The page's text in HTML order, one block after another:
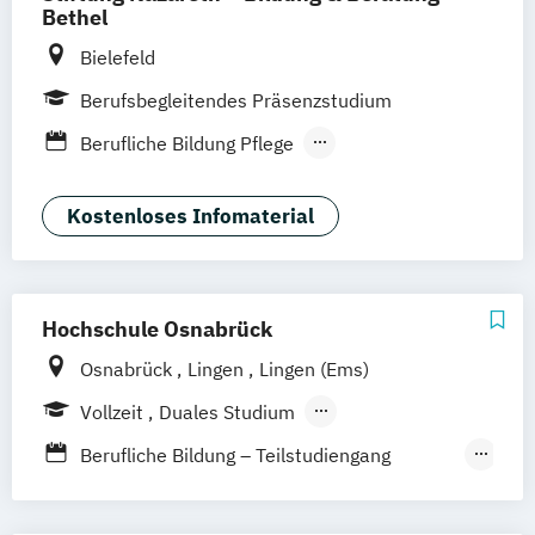
Bethel
Bielefeld
Berufsbegleitendes Präsenzstudium
Berufliche Bildung Pflege
Kostenloses Infomaterial
Hochschule Osnabrück
Osnabrück Lingen
Lingen (Ems)
Vollzeit
Duales Studium
Berufsbegleitendes Präsenzstudium
Berufliche Bildung – Teilstudiengang